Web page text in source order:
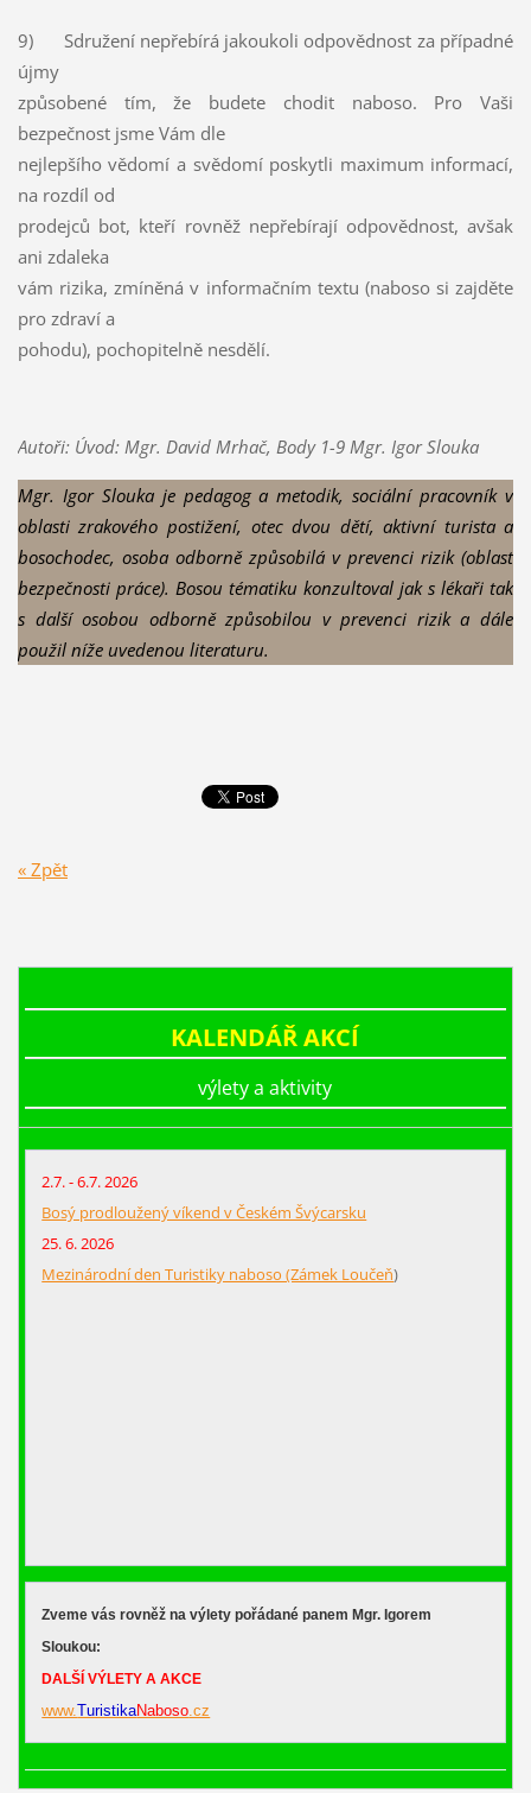
9) Sdružení nepřebírá jakoukoli odpovědnost za případné
újmy
způsobené tím, že budete chodit naboso. Pro Vaši
bezpečnost jsme Vám dle
nejlepšího vědomí a svědomí poskytli maximum informací,
na rozdíl od
prodejců bot, kteří rovněž nepřebírají odpovědnost, avšak
ani zdaleka
vám rizika, zmíněná v informačním textu (naboso si zajděte
pro zdraví a
pohodu), pochopitelně nesdělí.
Autoři: Úvod: Mgr. David Mrhač, Body 1-9 Mgr. Igor Slouka
Mgr. Igor Slouka je pedagog a metodik, sociální pracovník v
oblasti zrakového postižení, otec dvou dětí, aktivní turista a
bosochodec, osoba odborně způsobilá v prevenci rizik(oblast
bezpečnosti práce). Bosou tématiku konzultoval jak s lékaři tak
s další osobou odborně způsobilou v prevenci rizik a dále
použil níže uvedenou literaturu.
« Zpět
KALENDÁŘ AKCÍ
výlety a aktivity
2.7. - 6.7. 2026
Bosý prodloužený víkend v Českém Švýcarsku
25. 6. 2026
Mezinárodní den Turistiky naboso (Zámek Loučeň)
Zveme vás rovněž na výlety pořádané panem Mgr. Igorem
Sloukou:
DALŠÍ VÝLETY A AKCE
www.TuristikaNaboso.cz